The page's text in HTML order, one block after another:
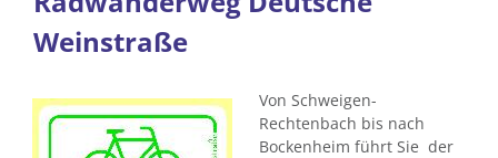
Weinstraße
Von Schweigen-
Rechtenbach bis nach
Bockenheim führt Sie der